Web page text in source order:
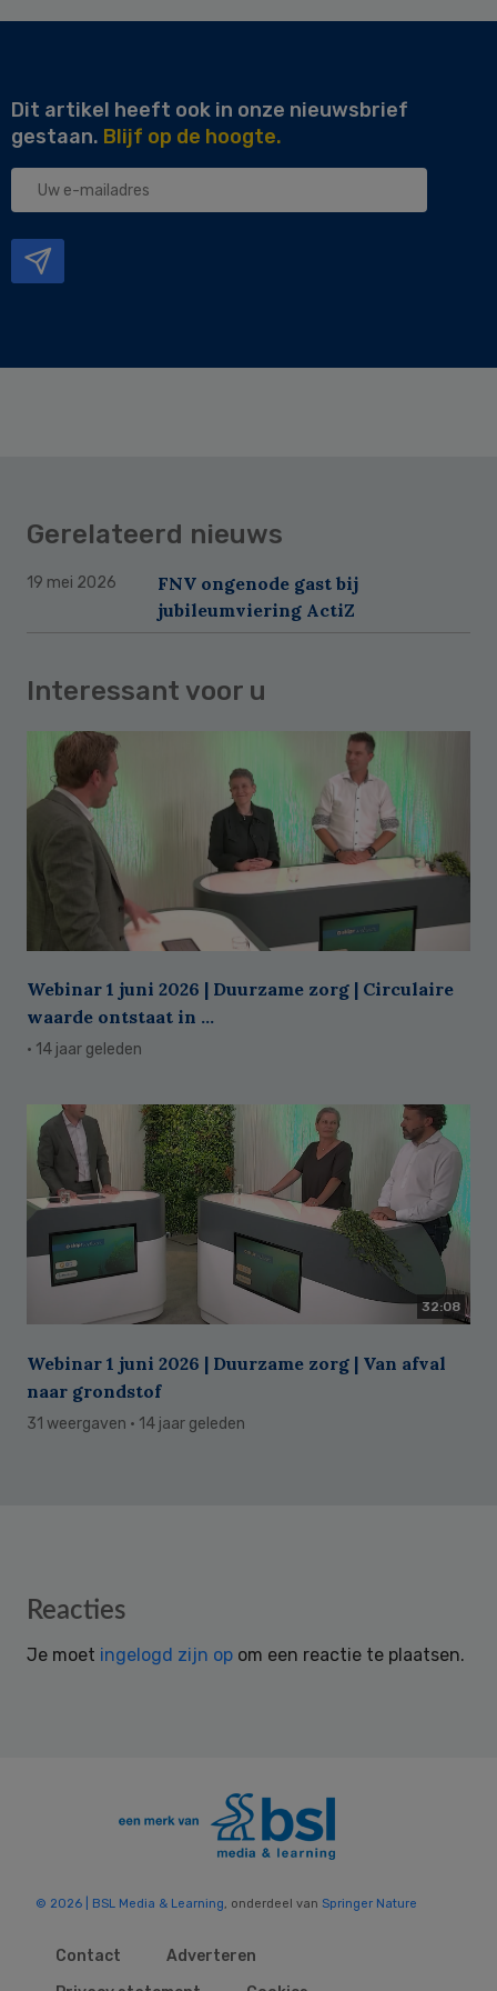
Dit artikel heeft ook in onze nieuwsbrief
gestaan. Blijf op de hoogte.
Uw
Gerelateerd nieuws
19 mei 2026
FNV ongenode gast bij
jubileumviering ActiZ
Interessant voor u
Webinar 1 juni 2026 | Duurzame zorg | Circulaire
waarde ontstaat in ...
· 14 jaar geleden
32:08
Webinar 1 juni 2026 | Duurzame zorg | Van afval
naar grondstof
31 weergaven · 14 jaar geleden
Reader
Reacties
Je moet ingelogd zijn op om een reactie te plaatsen.
© 2026 | BSL Media & Learning, onderdeel van Springer Nature
Contact
Adverteren